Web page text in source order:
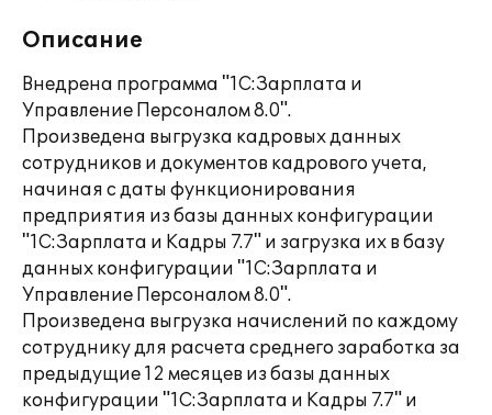
Описание
Внедрена программа "1С:Зарплата и
Управление Персоналом 8.0".
Произведена выгрузка кадровых данных
сотрудников и документов кадрового учета,
начиная с даты функционирования
предприятия из базы данных конфигурации
"1С:Зарплата и Кадры 7.7" и загрузка их в базу
данных конфигурации "1С:Зарплата и
Управление Персоналом 8.0".
Произведена выгрузка начислений по каждому
сотруднику для расчета среднего заработка за
предыдущие 12 месяцев из базы данных
конфигурации "1С:Зарплата и Кадры 7.7" и